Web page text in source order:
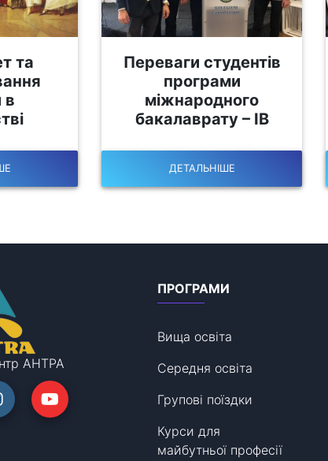
та
в
Переваги студентів
програми
міжнародного
бакалаврату – ІВ
ДЕТАЛЬНІШЕ
АНТРА
ПРОГРАМИ
Вища освіта
Середня освіта
Групові поїздки
Курси для
майбутньої професії